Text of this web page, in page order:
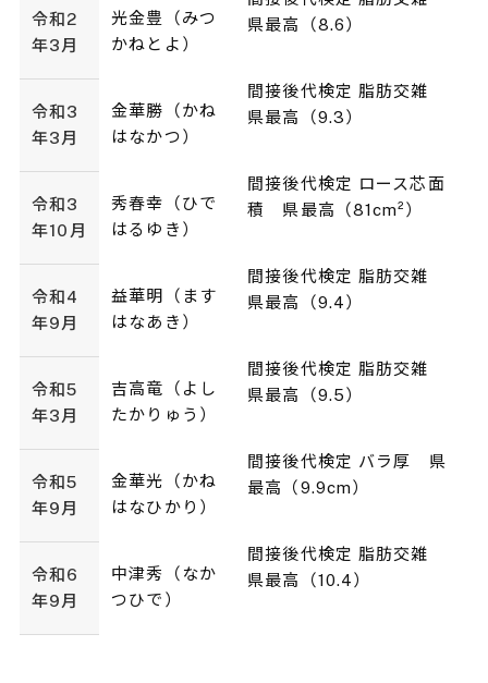
令和2
年3月
光金豊（みつ
かねとよ）
県最高（8.6）
令和3
年3月
金華勝（かね
はなかつ）
間接後代検定 脂肪交雑
県最高（9.3）
令和3
年10月
秀春幸（ひで
はるゆき）
間接後代検定 ロース芯面
積 県最高（81cm²）
令和4
年9月
益華明（ます
はなあき）
間接後代検定 脂肪交雑
県最高（9.4）
令和5
年3月
吉高竜（よし
たかりゅう）
間接後代検定 脂肪交雑
県最高（9.5）
令和5
年9月
金華光（かね
はなひかり）
間接後代検定 バラ厚 県
最高（9.9cm）
令和6
年9月
中津秀（なか
つひで）
間接後代検定 脂肪交雑
県最高（10.4）